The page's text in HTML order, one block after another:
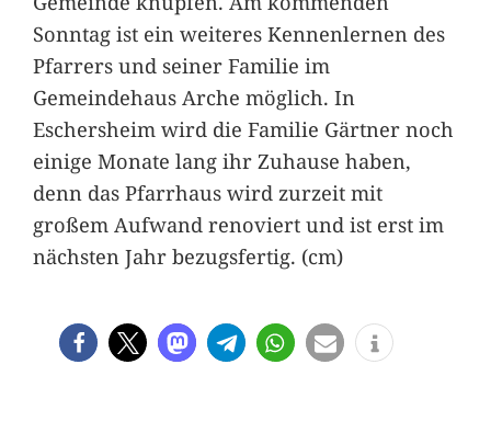
Sonntag ist ein weiteres Kennenlernen des
Pfarrers und seiner Familie im
Gemeindehaus Arche möglich. In
Eschersheim wird die Familie Gärtner noch
einige Monate lang ihr Zuhause haben,
denn das Pfarrhaus wird zurzeit mit
großem Aufwand renoviert und ist erst im
nächsten Jahr bezugsfertig. (cm)